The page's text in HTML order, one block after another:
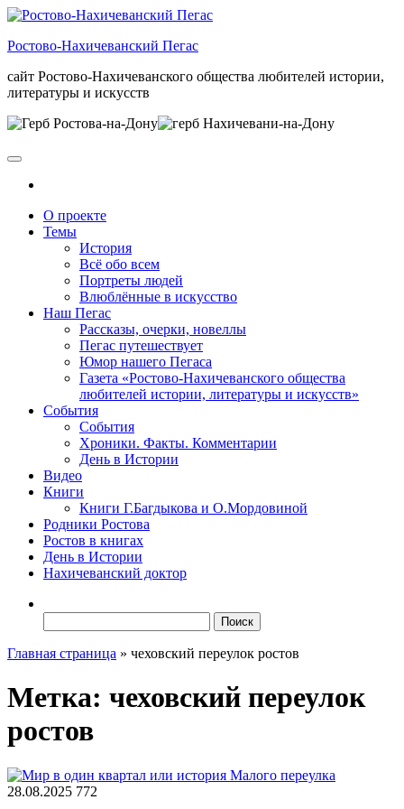
Skip
the
Ростово-Нахичеванский Пегас
сайт Ростово-Нахичеванского общества любителей истории,
литературы и искусств
О проекте
Темы
История
Всё обо всем
Портреты людей
Влюблённые в искусство
Наш Пегас
Рассказы, очерки, новеллы
Пегас путешествует
Юмор нашего Пегаса
Газета «Ростово-Нахичеванского общества
любителей истории, литературы и искусств»
События
События
Хроники. Факты. Комментарии
День в Истории
Видео
Книги
Книги Г.Багдыкова и О.Мордовиной
Родники Ростова
Ростов в книгах
День в Истории
Нахичеванский доктор
Главная страница » чеховский переулок ростов
Метка: чеховский переулок
ростов
28.08.2025 772